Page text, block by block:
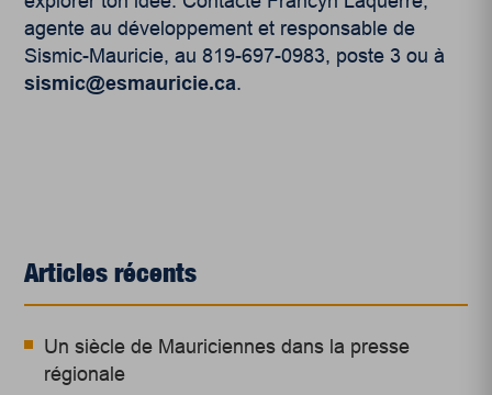
agente au développement et responsable de
Sismic-Mauricie, au 819-697-0983, poste 3 ou à
sismic@esmauricie.ca.
Articles récents
Un siècle de Mauriciennes dans la presse
régionale